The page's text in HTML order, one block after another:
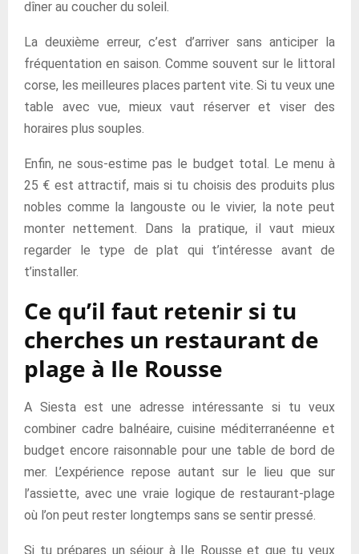
dîner au coucher du soleil.
La deuxième erreur, c’est d’arriver sans anticiper la
fréquentation en saison. Comme souvent sur le littoral
corse, les meilleures places partent vite. Si tu veux une
table avec vue, mieux vaut réserver et viser des
horaires plus souples.
Enfin, ne sous-estime pas le budget total. Le menu à
25 € est attractif, mais si tu choisis des produits plus
nobles comme la langouste ou le vivier, la note peut
monter nettement. Dans la pratique, il vaut mieux
regarder le type de plat qui t’intéresse avant de
t’installer.
Ce qu’il faut retenir si tu
cherches un restaurant de
plage à Ile Rousse
A Siesta est une adresse intéressante si tu veux
combiner cadre balnéaire, cuisine méditerranéenne et
budget encore raisonnable pour une table de bord de
mer. L’expérience repose autant sur le lieu que sur
l’assiette, avec une vraie logique de restaurant-plage
où l’on peut rester longtemps sans se sentir pressé.
Si tu prépares un séjour à Ile Rousse et que tu veux